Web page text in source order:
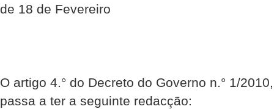
de 18 de Fevereiro
O artigo 4.° do Decreto do Governo n.° 1/
passa a ter a seguinte redacção: